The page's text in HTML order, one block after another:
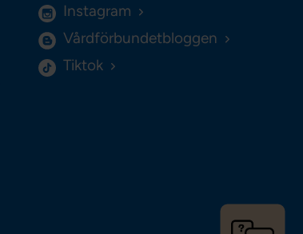
Instagram
Vårdförbundetbloggen
Tiktok